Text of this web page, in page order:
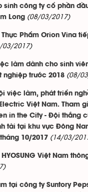
sinh công ty cổ phần
Long (08/03/2017)
Thực Phẩm Orion Vina
03/2017)
làm dành cho sinh
nghiệp trước 2018 (08/
việc làm, phát triển
Việt Nam. Tham
in the City - Đội thắng
tài tại khu vực Đông
10/2017 (14/03/
HYOSUNG Việt Nam
tại công ty Suntory